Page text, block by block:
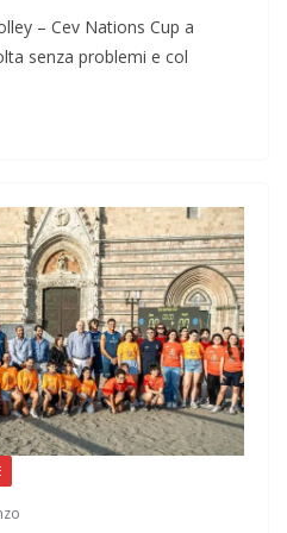
– Cev Nations Cup a
senza problemi e col